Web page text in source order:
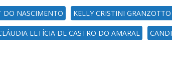
DO NASCIMENTO KELLY CRISTINI
LETÍCIA DE CASTRO DO AMARAL